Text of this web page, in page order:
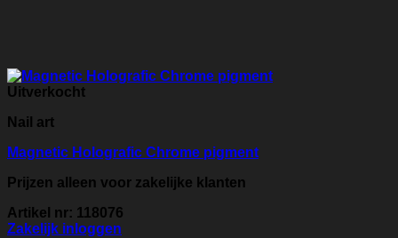
Uitverkocht
Nail art
Magnetic Holografic Chrome pigment
Prijzen alleen voor zakelijke klanten
Artikel nr: 118076
Zakelijk inloggen